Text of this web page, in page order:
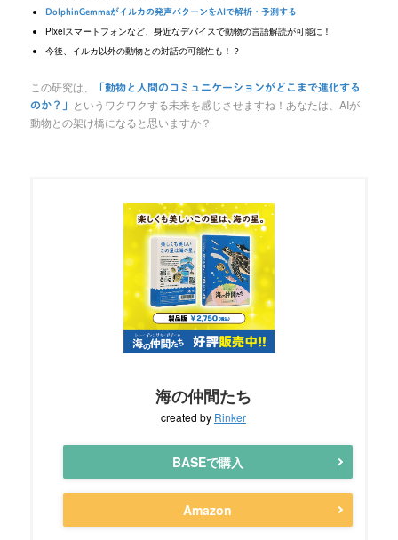
DolphinGemmaがイルカの発声パターンをAIで解析・予測する
Pixelスマートフォンなど、身近なデバイスで動物の言語解読が可能に！
今後、イルカ以外の動物との対話の可能性も！？
この研究は、
「動物と人間のコミュニケーションがどこまで進化する
のか？」
というワクワクする未来を感じさせますね！あなたは、AIが
動物との架け橋になると思いますか？
海の仲間たち
created by Rinker
BASEで購入
Amazon